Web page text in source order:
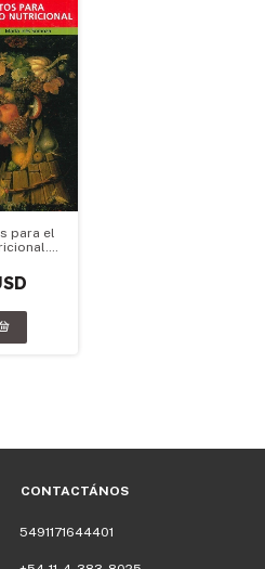
para el
CONTACTÁNOS
5491171644401